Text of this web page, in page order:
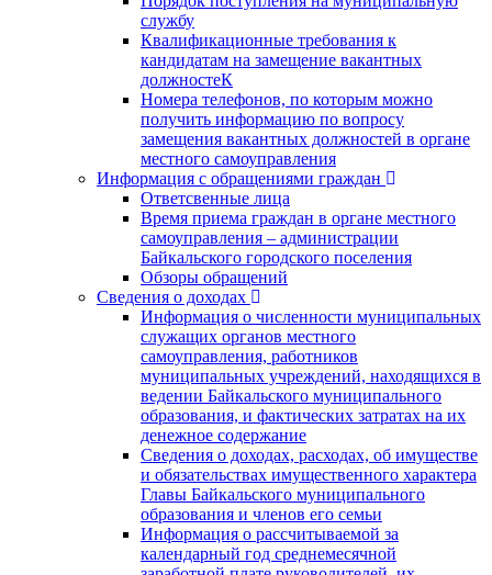
службу
Квалификационные требования к
кандидатам на замещение вакантных
должностеК
Номера телефонов, по которым можно
получить информацию по вопросу
замещения вакантных должностей в органе
местного самоуправления
Информация с обращениями граждан
Ответсвенные лица
Время приема граждан в органе местного
самоуправления – администрации
Байкальского городского поселения
Обзоры обращений
Сведения о доходах
Информация о численности муниципальных
служащих органов местного
самоуправления, работников
муниципальных учреждений, находящихся в
ведении Байкальского муниципального
образования, и фактических затратах на их
денежное содержание
Сведения о доходах, расходах, об имуществе
и обязательствах имущественного характера
Главы Байкальского муниципального
образования и членов его семьи
Информация о рассчитываемой за
календарный год среднемесячной